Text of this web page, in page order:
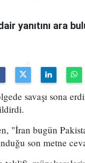
yanıtını ara
savaşı sona
"İran bugün
son metne